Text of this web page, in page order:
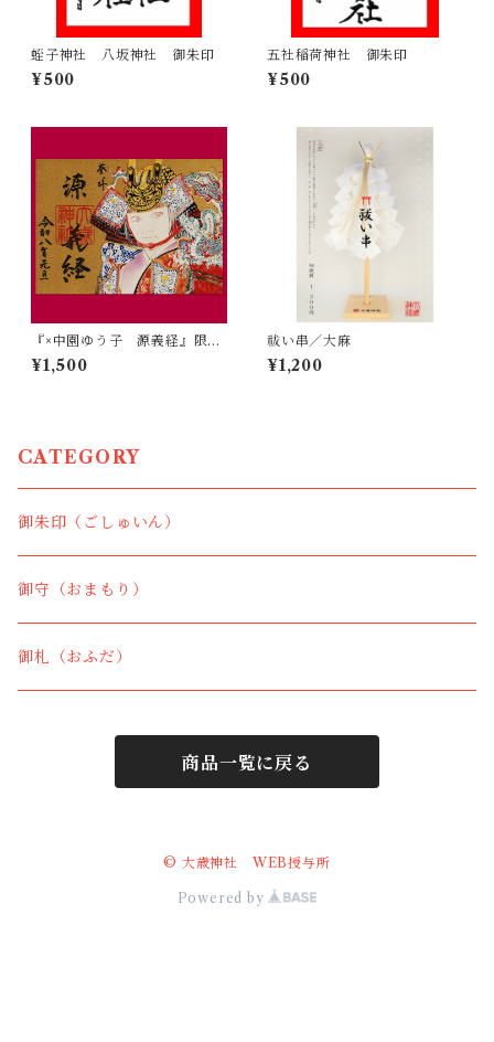
蛭子神社 八坂神社 御朱印
¥500
五社稲荷神社 御朱印
¥500
『×中園ゆう子 源義経』限定
御朱印 金
¥1,500
祓い串／大麻
¥1,200
CATEGORY
御朱印（ごしゅいん）
御守（おまもり）
御札（おふだ）
商品一覧に戻る
© 大歳神社 WEB授与所
Powered by